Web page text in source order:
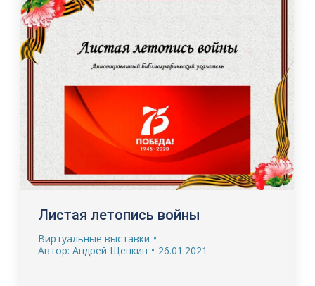
Листая летопись войны
Виртуальные выставки
Автор: Андрей Щепкин 26.01.2021